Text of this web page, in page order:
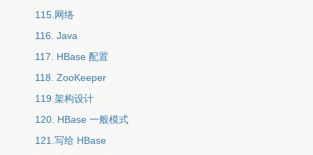
115.网络
116. Java
117. HBase 配置
118. ZooKeeper
119.架构设计
120. HBase 一般模式
121.写给 HBase